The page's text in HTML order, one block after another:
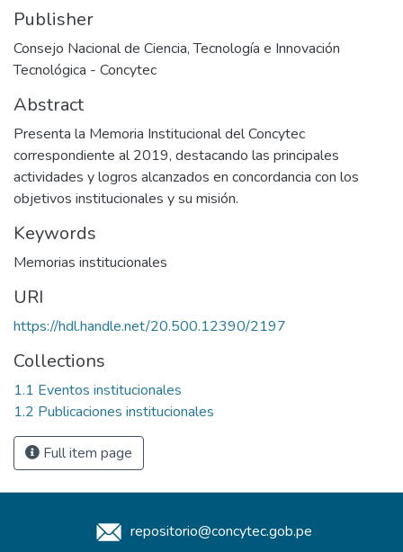
Publisher
Consejo Nacional de Ciencia, Tecnología e Innovación
Tecnológica - Concytec
Abstract
Presenta la Memoria Institucional del Concytec
correspondiente al 2019, destacando las principales
actividades y logros alcanzados en concordancia con los
objetivos institucionales y su misión.
Keywords
Memorias institucionales
URI
https://hdl.handle.net/20.500.12390/2197
Collections
1.1 Eventos institucionales
1.2 Publicaciones institucionales
Full item page
repositorio@concytec.gob.pe